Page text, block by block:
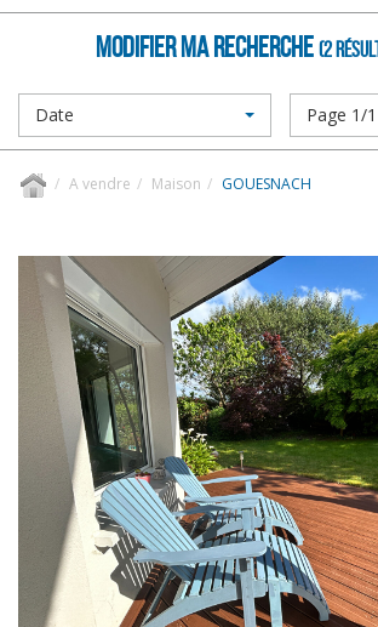
MODIFIER MA RECHERCHE (2
Page 1/1
Date
A vendre Maison GOUESNACH